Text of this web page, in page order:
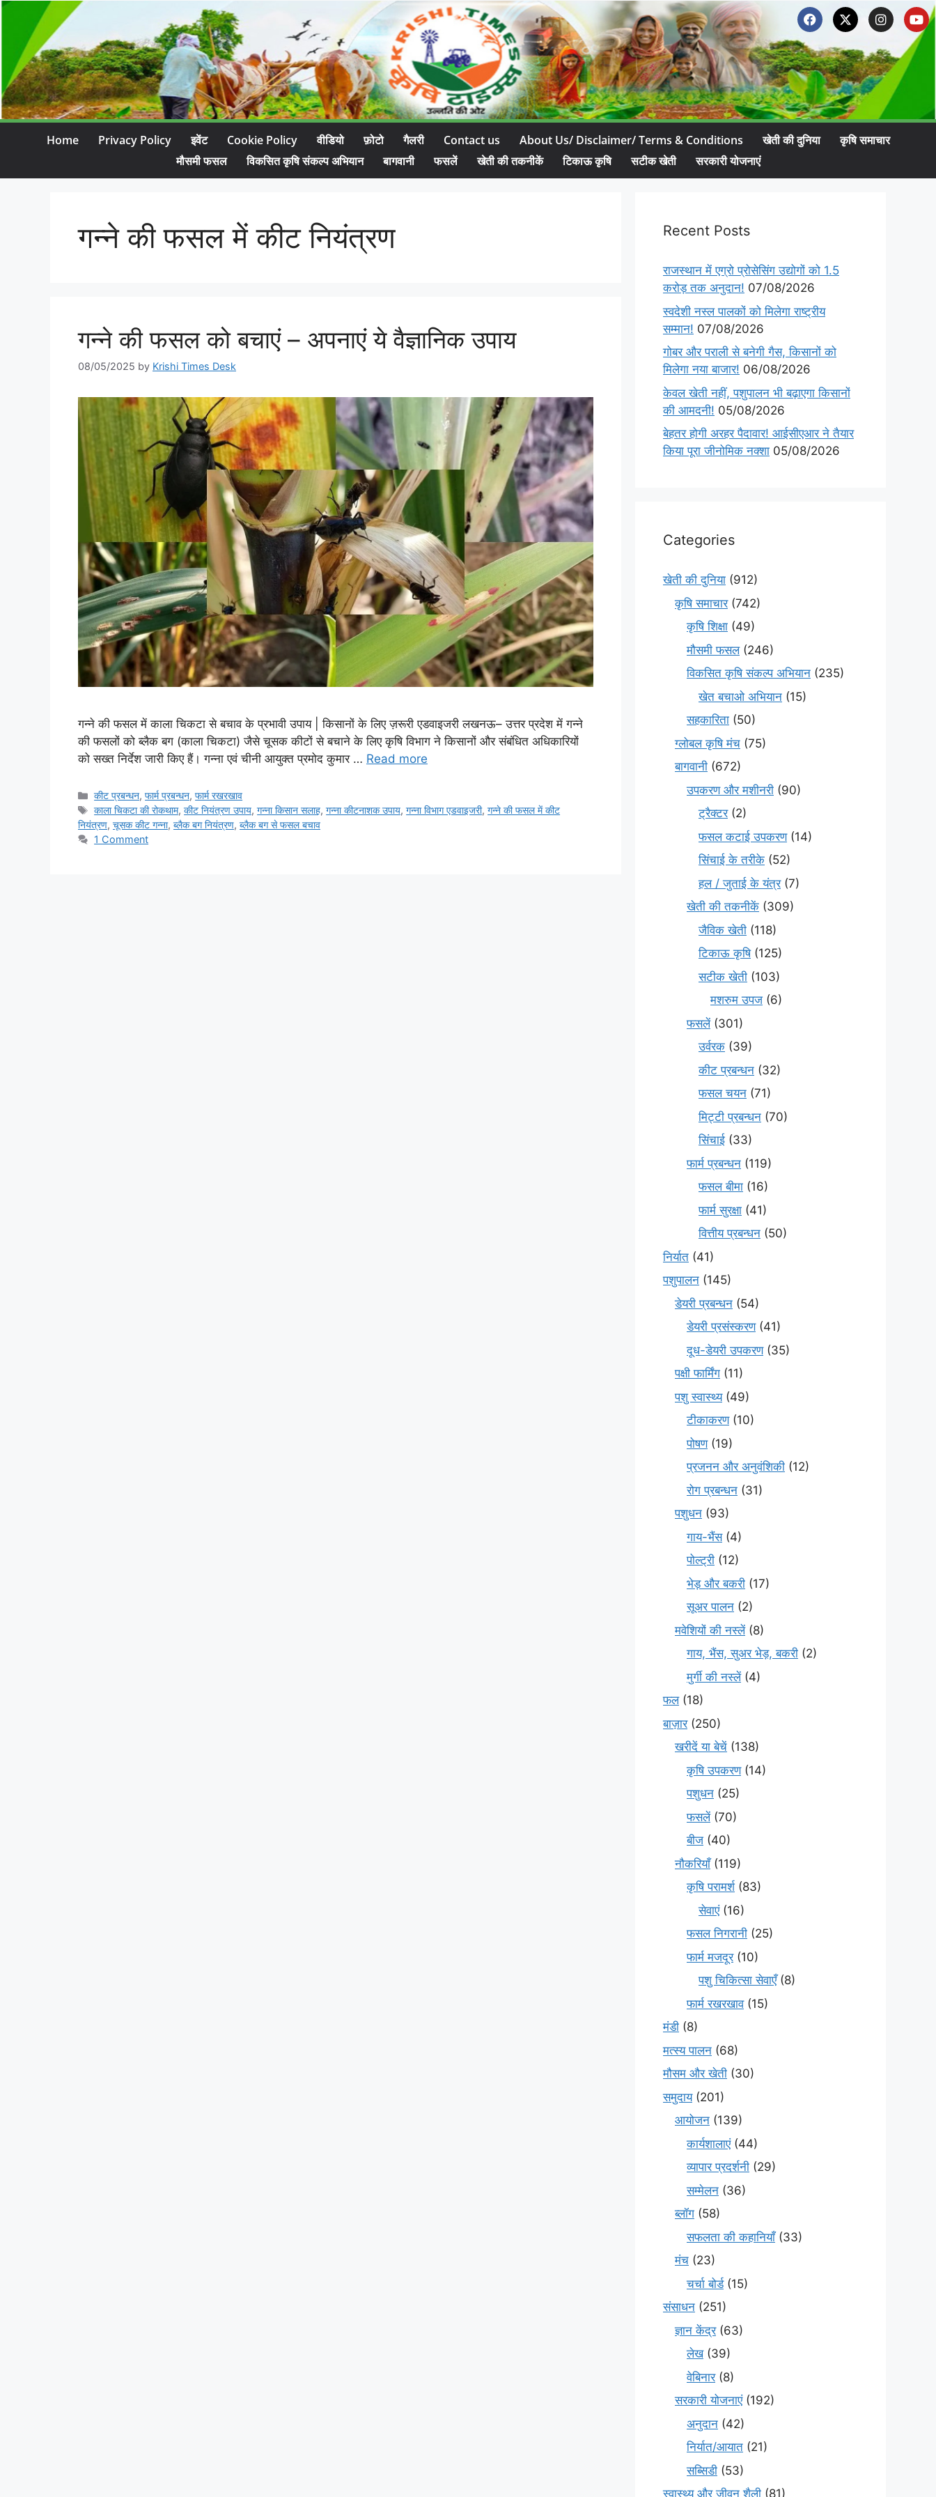
Home Privacy Policy इवेंट Cookie Policy वीडियो फ़ोटो गैलरी Contact us About Us/ Disclaimer/ Terms & Conditions खेती की दुनिया
कृषि समाचार
मौसमी फसल
विकसित कृषि संकल्प अभियान बागवानी फसलें खेती की तकनीकें टिकाऊ कृषि सटीक खेती सरकारी योजनाएं
गन्ने की फसल में कीट नियंत्रण
गन्ने की फसल को बचाएं – अपनाएं ये वैज्ञानिक उपाय
08/05/2025 by Krishi Times Desk
गन्ने की फसल में काला चिकटा से बचाव के प्रभावी उपाय | किसानों के लिए ज़रूरी एडवाइजरी लखनऊ– उत्तर प्रदेश में गन्ने
की फसलों को ब्लैक बग (काला चिकटा) जैसे चूसक कीटों से बचाने के लिए कृषि विभाग ने किसानों और संबंधित अधिकारियों
को सख्त निर्देश जारी किए हैं। गन्ना एवं चीनी आयुक्त प्रमोद कुमार … Read more
कीट प्रबन्धन,फार्म प्रबन्धन,फार्म रखरखाव
काला चिकटा की रोकथाम,कीट नियंत्रण उपाय,गन्ना किसान सलाह,गन्ना कीटनाशक उपाय,गन्ना विभाग एडवाइजरी,गन्ने की फसल में कीट
नियंत्रण, चूसक कीट गन्ना, ब्लैक बग नियंत्रण, ब्लैक बग से फसल बचाव
1 Comment
Recent Posts
राजस्थान में एग्रो प्रोसेसिंग उद्योगों को 1.5
करोड़ तक अनुदान! 07/08/2026
स्वदेशी नस्ल पालकों को मिलेगा राष्ट्रीय
सम्मान! 07/08/2026
गोबर और पराली से बनेगी गैस, किसानों को
मिलेगा नया बाजार! 06/08/2026
केवल खेती नहीं, पशुपालन भी बढ़ाएगा किसानों
की आमदनी! 05/08/2026
बेहतर होगी अरहर पैदावार! आईसीएआर ने तैयार
किया पूरा जीनोमिक नक्शा 05/08/2026
Categories
खेती की दुनिया (912)
कृषि समाचार(742)
कृषि शिक्षा (49)
मौसमी फसल(246)
विकसित कृषि संकल्प अभियान (235)
खेत बचाओ अभियान (15)
सहकारिता (50)
ग्लोबल कृषि मंच (75)
बागवानी (672)
उपकरण और मशीनरी (90)
ट्रैक्टर(2)
फसल कटाई उपकरण(14)
सिंचाई के तरीके (52)
हल / जुताई के यंत्र(7)
खेती की तकनीकें (309)
जैविक खेती (118)
टिकाऊ कृषि(125)
सटीक खेती (103)
मशरुम उपज (6)
फसलें(301)
उर्वरक (39)
कीट प्रबन्धन (32)
फसल चयन (71)
मि‌ट्टी प्रबन्धन (70)
सिंचाई (33)
फार्म प्रबन्धन (119)
फसल बीमा (16)
फार्म सुरक्षा (41)
वित्तीय प्रबन्धन (50)
निर्यात (41)
पशुपालन (145)
डेयरी प्रबन्धन (54)
डेयरी प्रसंस्करण(41)
दूध-डेयरी उपकरण(35)
पक्षी फार्मिंग (11)
पशु स्वास्थ्य(49)
टीकाकरण(10)
पोषण(19)
प्रजनन और अनुवंशिकी (12)
रोग प्रबन्धन (31)
पशुधन (93)
गाय-भैंस(4)
पोल्ट्री (12)
भेड़ और बकरी (17)
सूअर पालन (2)
मवेशियों की नस्लें(8)
गाय, भैंस, सुअर भेड़, बकरी (2)
मुर्गी की नस्लें(4)
फल(18)
बाज़ार(250)
खरीदें या बेचें (138)
कृषि उपकरण(14)
पशुधन (25)
फसलें(70)
बीज (40)
नौकरियाँ(119)
कृषि परामर्श(83)
सेवाएं(16)
फसल निगरानी (25)
फार्म मजदूर(10)
पशु चिकित्सा सेवाएँ(8)
फार्म रखरखाव(15)
मंडी (8)
मत्स्य पालन (68)
मौसम और खेती (30)
समुदाय(201)
आयोजन (139)
कार्यशालाएं(44)
व्यापार प्रदर्शनी (29)
सम्मेलन (36)
ब्लॉग (58)
सफलता की कहानियाँ(33)
मंच (23)
चर्चा बोर्ड(15)
संसाधन (251)
ज्ञान केंद्र(63)
लेख(39)
वेबिनार(8)
सरकारी योजनाएं(192)
अनुदान (42)
निर्यात/आयात (21)
सब्सिडी (53)
स्वास्थ्य और जीवन शैली (81)